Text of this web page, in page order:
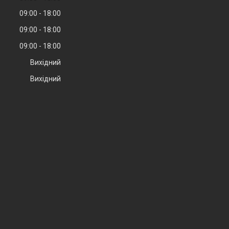
09:00
18:00
09:00
18:00
09:00
18:00
Вихідний
Вихідний